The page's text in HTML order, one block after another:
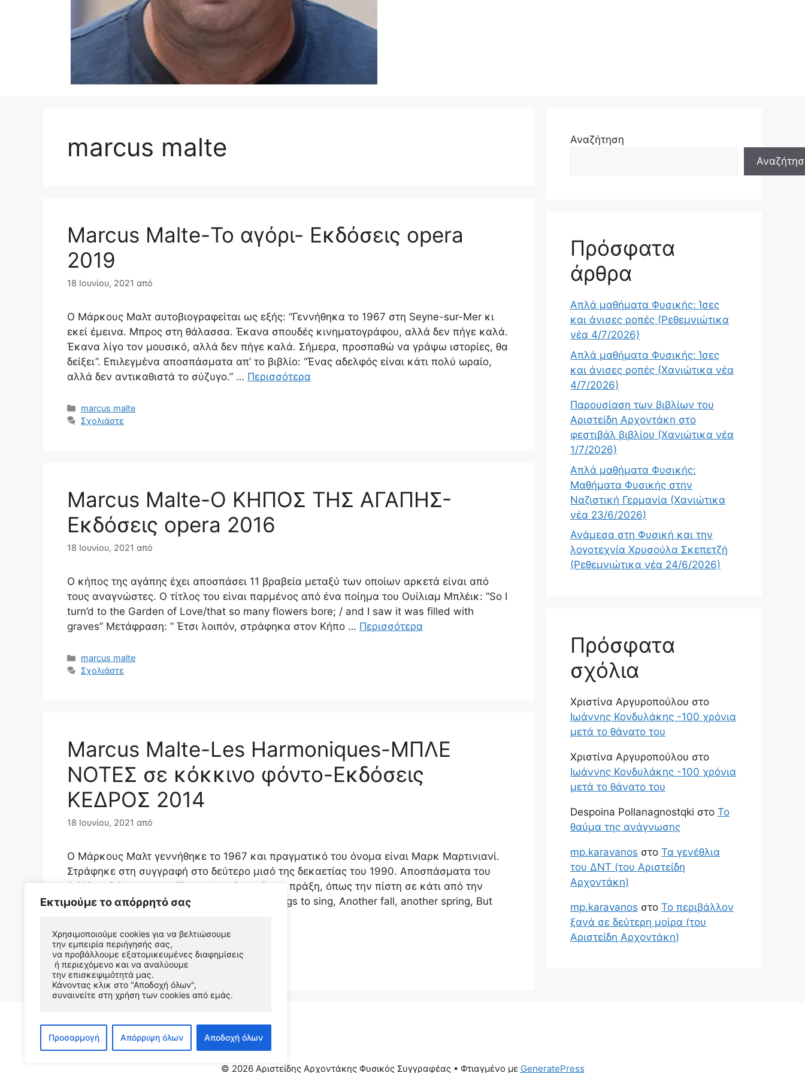
Εκτιμούμε το απόρρητό σας
Χρησιμοποιούμε cookies για να βελτιώσουμε
την εμπειρία περιήγησής σας,
να προβάλλουμε εξατομικευμένες διαφημίσεις
ή περιεχόμενο και να αναλύουμε
την επισκεψιμότητά μας.
Κάνοντας κλικ στο "Αποδοχή όλων",
συναινείτε στη χρήση των cookies από εμάς.
Προσαρμογή Απόρριψη όλων Αποδοχή όλων
marcus malte
Marcus Malte-Το αγόρι- Εκδόσεις opera
2019
18 Ιουνίου, 2021 από
Ο Μάρκους Μαλτ αυτοβιογραφείται ως εξής: “Γεννήθηκα το 1967 στη Seyne-sur-Mer κι
εκεί έμεινα. Μπρος στη θάλασσα. Έκανα σπουδές κινηματογράφου, αλλά δεν πήγε καλά.
Έκανα λίγο τον μουσικό, αλλά δεν πήγε καλά. Σήμερα, προσπαθώ να γράψω ιστορίες, θα
δείξει”. Επιλεγμένα αποσπάσματα απ’ το βιβλίο: “Ένας αδελφός είναι κάτι πολύ ωραίο,
αλλά δεν αντικαθιστά το σύζυγο.” … Περισσότερα
Κατηγορίες
marcus malte
Σχολιάστε
Marcus Malte-Ο ΚΗΠΟΣ ΤΗΣ ΑΓΑΠΗΣ-
Εκδόσεις opera 2016
18 Ιουνίου, 2021 από
Ο κήπος της αγάπης έχει αποσπάσει 11 βραβεία μεταξύ των οποίων αρκετά είναι από
τους αναγνώστες. Ο τίτλος του είναι παρμένος από ένα ποίημα του Ουίλιαμ Μπλέικ: “So I
turn’d to the Garden of Love/that so many flowers bore; / and I saw it was filled with
graves” Μετάφραση: ” Έτσι λοιπόν, στράφηκα στον Κήπο … Περισσότερα
Κατηγορίες
marcus malte
Σχολιάστε
Marcus Malte-Les Harmoniques-ΜΠΛΕ
ΝΟΤΕΣ σε κόκκινο φόντο-Εκδόσεις
ΚΕΔΡΟΣ 2014
18 Ιουνίου, 2021 από
Ο Μάρκους Μαλτ γεννήθηκε το 1967 και πραγματικό του όνομα είναι Μαρκ Μαρτινιανί.
Στράφηκε στη συγγραφή στο δεύτερο μισό της δεκαετίας του 1990. Αποσπάσματα του
βιβλίου: Άβυσσος χωρίζει τη θεωρία από την πράξη, όπως την πίστη σε κάτι από την
πραγματοποίησή του. There will be other songs to sing, Another fall, another spring, But
Κατηγορίες
marcus malte
Σχολιάστε
Αναζήτηση
Πρόσφατα
άρθρα
Απλά μαθήματα Φυσικής: Ίσες
και άνισες ροπές (Ρεθεμνιώτικα
νέα 4/7/2026)
Απλά μαθήματα Φυσικής: Ίσες
και άνισες ροπές (Χανιώτικα νέα
4/7/2026)
Παρουσίαση των βιβλίων του
Αριστείδη Αρχοντάκη στο
φεστιβάλ βιβλίου (Χανιώτικα νέα
1/7/2026)
Απλά μαθήματα Φυσικής:
Μαθήματα Φυσικής στην
Ναζιστική Γερμανία (Χανιώτικα
νέα 23/6/2026)
Ανάμεσα στη Φυσική και την
λογοτεχνία Χρυσούλα Σκεπετζή
(Ρεθεμνιώτικα νέα 24/6/2026)
Πρόσφατα
σχόλια
Χριστίνα Αργυροπούλου στο
Ιωάννης Κονδυλάκης -100 χρόνια
μετά το θάνατο του
Χριστίνα Αργυροπούλου στο
Ιωάννης Κονδυλάκης -100 χρόνια
μετά το θάνατο του
Despoina Pollanagnostqki στο Το
θαύμα της ανάγνωσης
mp.karavanos στο Τα γενέθλια
του ΔΝΤ (του Αριστείδη
Αρχοντάκη)
mp.karavanos στο Το περιβάλλον
ξανά σε δεύτερη μοίρα (του
Αριστείδη Αρχοντάκη)
© 2026 Αριστείδης Αρχοντάκης Φυσικός Συγγραφέας• Φτιαγμένο με GeneratePress